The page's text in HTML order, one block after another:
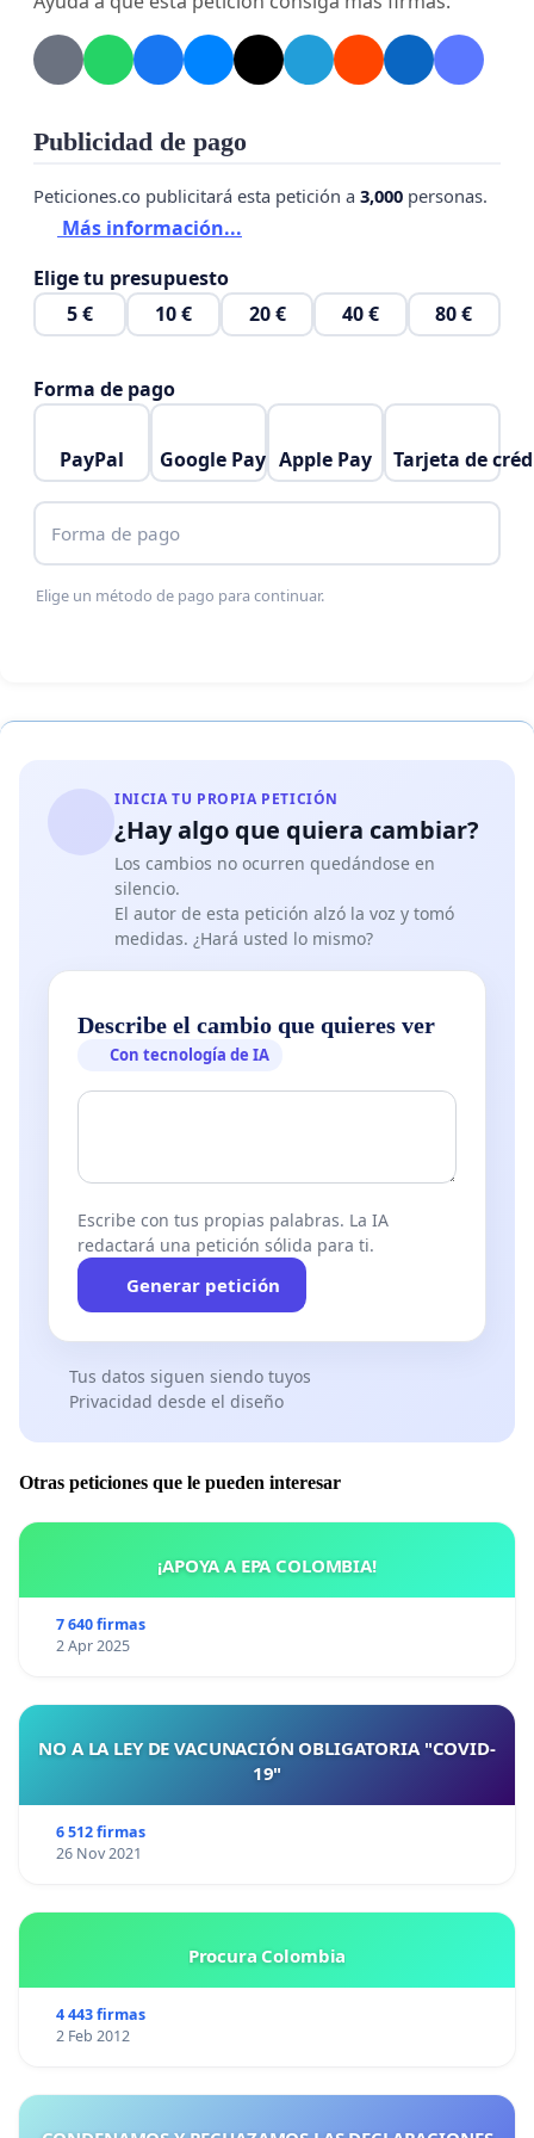
Agradecemos de antemano su tiempo y disposición
para atender nuestra petición y quedamos a la
Atentamente,
Familias del ISM.
Publicidad de pago
Peticiones.co publicitará esta petición a 3,000 personas.
Más información...
Elige tu presupuesto
5 €
10 € 20 € 40 € 80 €
Forma de pago
PayPal Google Pay Apple Pay Tarjeta de
Forma de pago
Elige un método de pago para continuar.
INICIA TU PROPIA PETICIÓN
¿Hay algo que quiera cambiar?
Los cambios no ocurren quedándose en
silencio.
El autor de esta petición alzó la voz y tomó
medidas. ¿Hará usted lo mismo?
Describe el cambio que quieres ver
Con tecnología de IA
Escribe con tus propias palabras. La IA
redactará una petición sólida para ti.
Generar petición
Tus datos siguen siendo tuyos
Privacidad desde el diseño
Otras peticiones que le pueden interesar
¡APOYA A EPA COLOMBIA!
7 640 firmas
2 Apr 2025
NO A LA LEY DE VACUNACIÓN OBLIGATORIA "COVID-
19"
6 512 firmas
26 Nov 2021
Procura Colombia
4 443 firmas
2 Feb 2012